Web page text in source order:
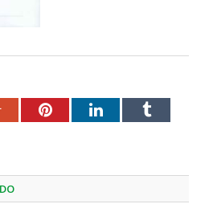
Google+PinterestLinkedInTumblr